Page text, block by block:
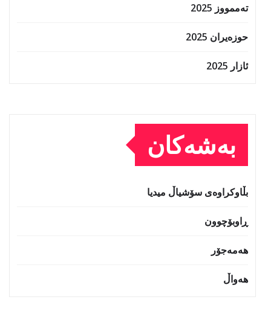
تەممووز 2025
حوزه‌یران 2025
ئازار 2025
بەشەکان
بڵاوکراوەی سۆشیاڵ میدیا
ڕاوبۆچوون
هەمەجۆر
هەواڵ